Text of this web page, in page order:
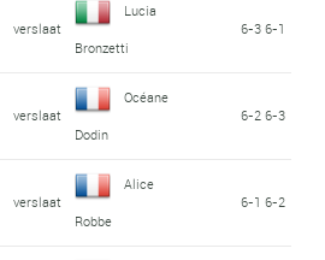
verslaat
Lucia
Bronzetti
6-3 6-1
verslaat
Océane
Dodin
6-2 6-3
verslaat
Alice
Robbe
6-1 6-2